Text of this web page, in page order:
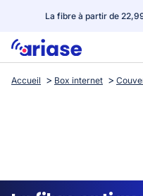
La fibre à partir de
Box internet
Streaming
Accueil Box internet